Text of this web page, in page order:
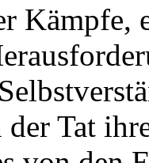
Kämpfe,
der Tat